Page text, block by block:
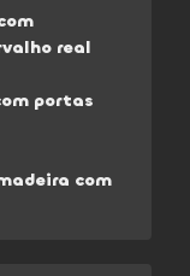
real
portas
com